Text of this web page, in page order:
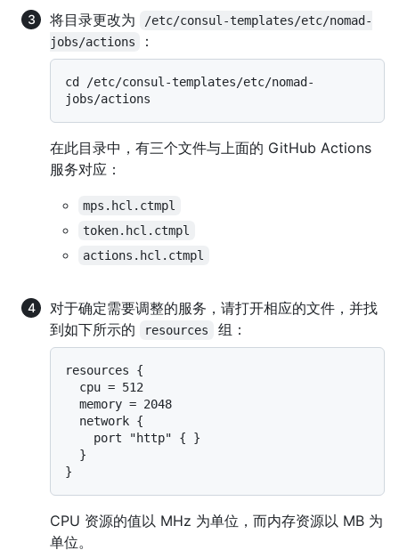
将目录更改为
/etc/consul-templates/etc/nomad-
jobs/actions
：
cd /etc/consul-templates/etc/nomad-
在此目录中，有三个文件与上面的 GitHub Actions
服务对应：
mps.hcl.ctmpl
token.hcl.ctmpl
actions.hcl.ctmpl
对于确定需要调整的服务，请打开相应的文件，并找
到如下所示的
resources 组：
resources {
CPU 资源的值以 MHz 为单位，而内存资源以 MB 为
单位。